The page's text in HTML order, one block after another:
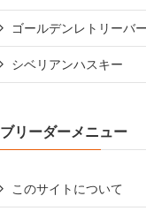
ゴールデンレトリーバー
シベリアンハスキー
ブリーダーメニュー
このサイトについて